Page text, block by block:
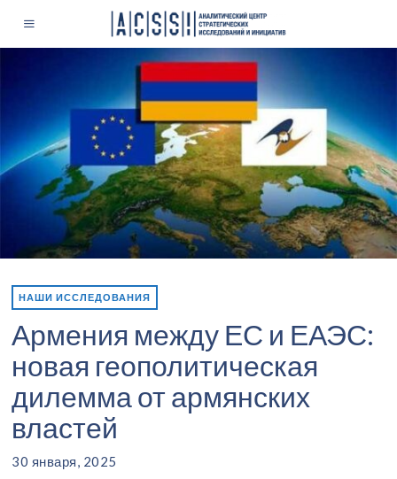
НАШИ ИССЛЕДОВАНИЯ
Армения между ЕС и ЕАЭС:
новая геополитическая
дилемма от армянских
властей
30 января, 2025